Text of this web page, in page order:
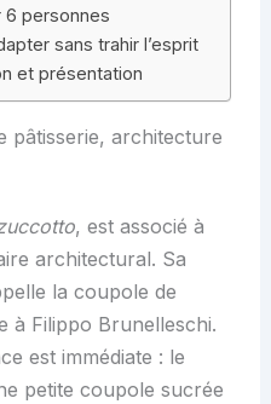
personnes
sans trahir l’esprit
et présentation
pâtisserie, architecture
, est associé à
architectural. Sa
la coupole de
à Filippo Brunelleschi.
est immédiate : le
petite coupole sucrée